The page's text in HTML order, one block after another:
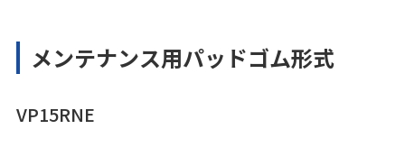
メンテナンス用パッドゴム形式
VP15RNE